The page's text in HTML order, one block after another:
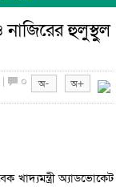
হুলুস্থুল
| ০
খাদ্যমন্ত্রী অ্যাডভোকেট